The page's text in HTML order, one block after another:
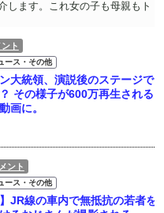
します。これ女の子も母親もト
ント
ース・その他
大統領、演説後のステージで
その様子が600万再生される
画に。
ント
ース・その他
】JR線の車内で無抵抗の若者を